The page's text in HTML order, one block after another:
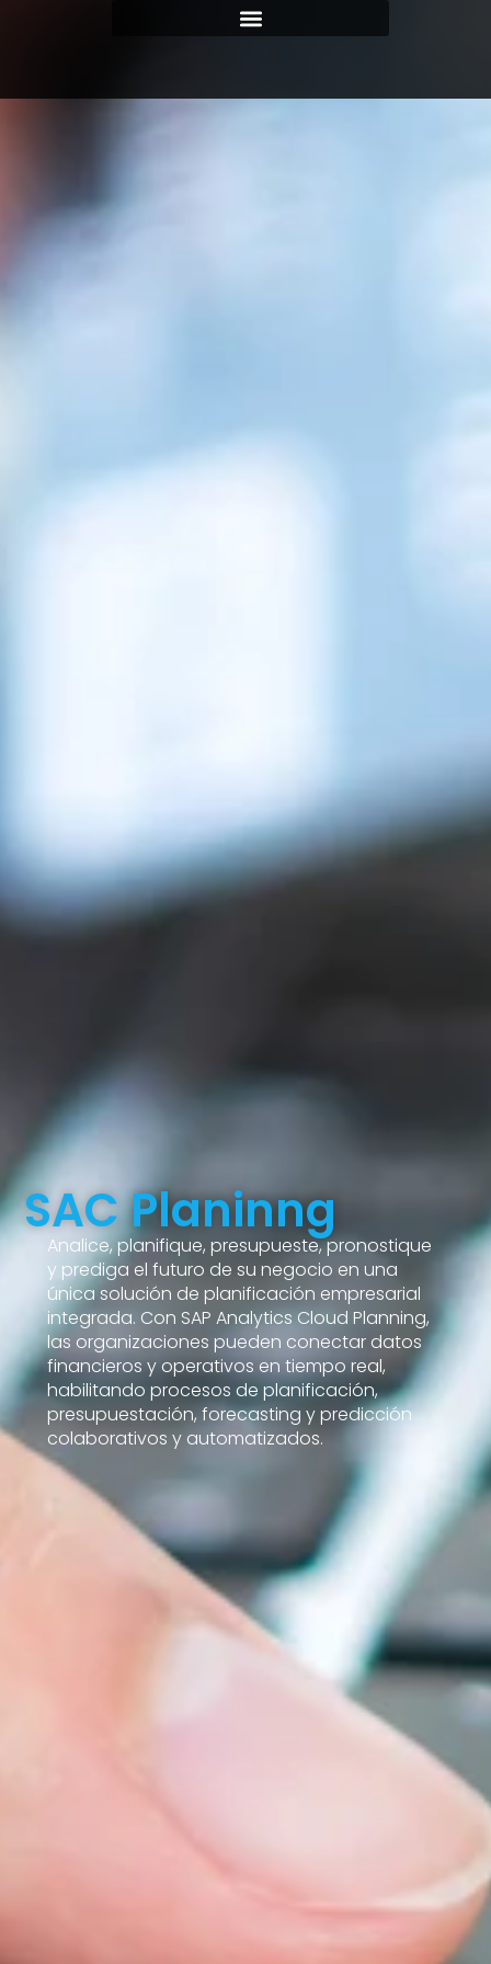
SAC Planinng
Analice, planifique, presupueste, pronostique
y prediga el futuro de su negocio en una
única solución de planificación empresarial
integrada. Con SAP Analytics Cloud Planning,
las organizaciones pueden conectar datos
financieros y operativos en tiempo real,
habilitando procesos de planificación,
presupuestación, forecasting y predicción
colaborativos y automatizados.